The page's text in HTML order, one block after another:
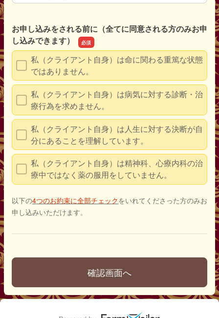
お申し込みをされる前に（全てに同意される方のみお申
し込みできます）
私（クライアント自身）は命に関わる重篤な状態
ではありません。
私（クライアント自身）は病気に対する診断・治
療行為を求めません。
私（クライアント自身）は人生に対する決断が自
分にあることを理解しています。
私（クライアント自身）は精神科、心療内科の治
療中ではなく薬の服用をしていません。
以下の4つのお約束に全部チェックをいれてくださった方のみお
申し込みいただけます。